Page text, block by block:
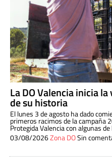
La DO Valencia inicia
de su historia
El lunes 3 de agosto ha dado
primeros racimos de la campaña
Protegida Valencia con algunas
03/08/2026Zona DOSin